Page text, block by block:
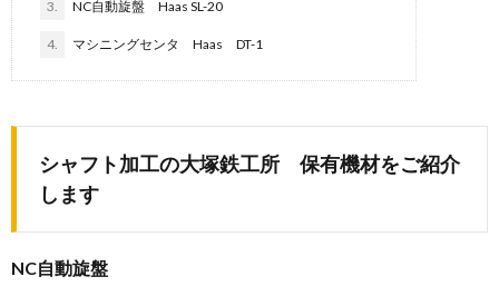
3. NC自動旋盤 Haas SL-20
4. マシニングセンタ Haas DT-1
シャフト加工の大塚鉄工所 保有機材をご紹介
します
NC自動旋盤